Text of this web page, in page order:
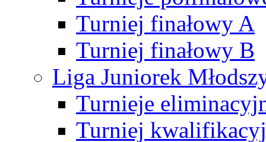
Turniej finałowy A
Turniej finałowy B
Liga Juniorek
Turnieje
Turniej